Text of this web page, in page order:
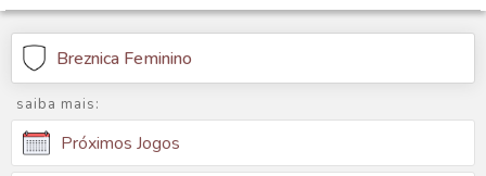
Breznica Feminino
saiba mais:
Próximos Jogos